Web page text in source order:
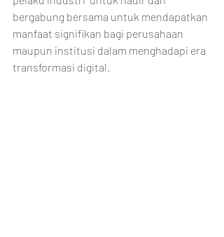
bergabung bersama untuk mendapatkan
manfaat signifikan bagi perusahaan
maupun institusi dalam menghadapi era
transformasi digital.